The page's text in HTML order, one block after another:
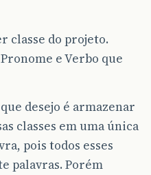
classe do projeto.
e Verbo que
desejo é armazenar
classes em uma única
pois todos esses
palavras. Porém